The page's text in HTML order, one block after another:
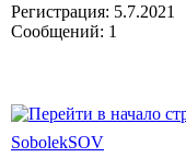
Регистрация: 5.7.2021
Сообщений: 1
SobolekSOV